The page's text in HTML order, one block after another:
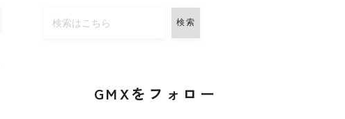
検索
GMXをフォロー